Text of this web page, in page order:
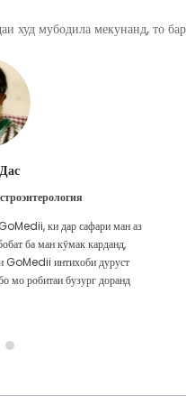
мубодила мекунанд, то
гурда
мушкилоти гурдаам ҳама
пас аз он буд, ки ман бо
ва бо онҳо тамос гирифтам.